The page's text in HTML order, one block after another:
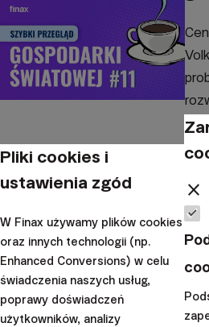
Pliki cookies i
ustawienia zgód
W Finax używamy plików cookies
oraz innych technologii (np.
Enhanced Conversions) w celu
świadczenia naszych usług,
poprawy doświadczeń
użytkowników, analizy
close